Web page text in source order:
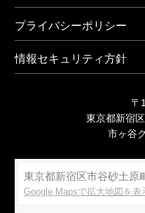
プライバシーポリシー
情報セキュリティ方針
〒
東京都新宿
市ヶ谷
東京都新宿区市谷砂土原
Google Mapsで拡大地図を表